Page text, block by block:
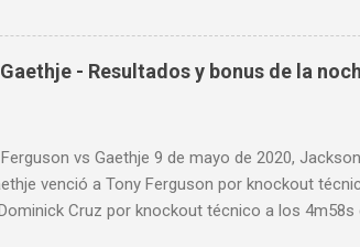
- Resultados y bonus de la
vs Gaethje 9 de mayo de 2020,
venció a Tony Ferguson por knockout
Cruz por knockout técnico a los 4m58s